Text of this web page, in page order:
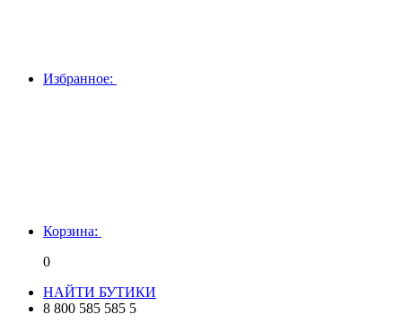
Избранное:
Корзина:
0
НАЙТИ БУТИКИ
8 800 585 585 5